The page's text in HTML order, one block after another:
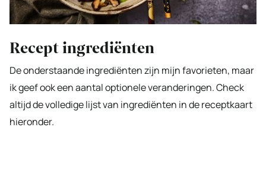
Recept ingrediënten
De onderstaande ingrediënten zijn mijn favorieten, maar
ik geef ook een aantal optionele veranderingen. Check
altijd de volledige lijst van ingrediënten in de receptkaart
hieronder.